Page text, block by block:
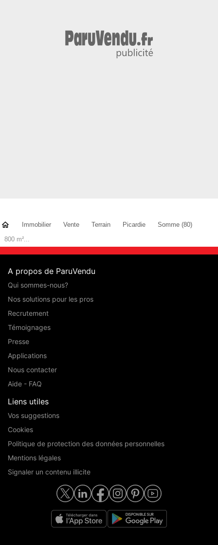
Immobilier Vente Terrain Picardie
Somme (80)
800 m²...
A propos de ParuVendu
Qui sommes-nous?
Nos solutions pour les pros
Recrutement
Témoignages
Presse
Applications
Nous contacter
Aide - FAQ
Liens utiles
Vos suggestions
Cookies
Politique de protection des données personnelles
Mentions légales
Signaler un contenu illicite